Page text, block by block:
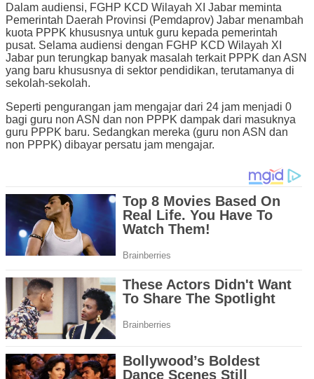
Dalam audiensi, FGHP KCD Wilayah XI Jabar meminta
Pemerintah Daerah Provinsi (Pemdaprov) Jabar menambah
kuota PPPK khususnya untuk guru kepada pemerintah
pusat. Selama audiensi dengan FGHP KCD Wilayah XI
Jabar pun terungkap banyak masalah terkait PPPK dan ASN
yang baru khususnya di sektor pendidikan, terutamanya di
sekolah-sekolah.
Seperti pengurangan jam mengajar dari 24 jam menjadi 0
bagi guru non ASN dan non PPPK dampak dari masuknya
guru PPPK baru. Sedangkan mereka (guru non ASN dan
non PPPK) dibayar persatu jam mengajar.